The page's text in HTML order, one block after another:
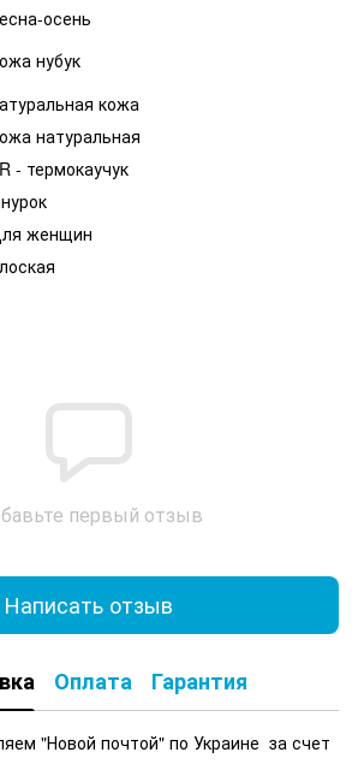
осень
нубук
кожа
натуральная
- термокаучук
женщин
первый отзыв
Написать отзыв
Оплата Гарантия
"Новой почтой" по Украине за счет